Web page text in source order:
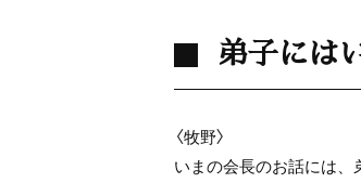
弟子には
〈牧野〉
いまの会長のお話には、